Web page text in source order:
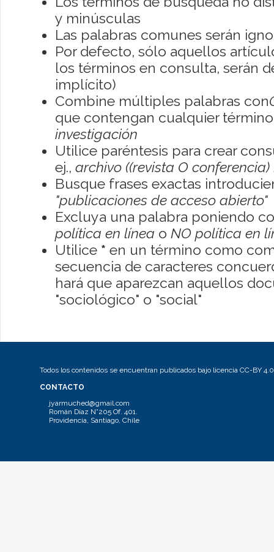
y minúsculas
Las palabras comunes serán
Por defecto, sólo aquellos
los términos en consulta, serán
implícito)
Combine múltiples palabras con
que contengan cualquier
investigación
Utilice paréntesis para crear
ej., archivo ((revista O conferencia)
Busque frases exactas
"publicaciones de acceso abierto"
Excluya una palabra poniendo
política en línea o NO política en
Utilice * en un término como
secuencia de caracteres
hará que aparezcan aquellos
"sociológico" o "social"
Todos los contenidos se encuentran publicados bajo licencia CC-BY 4.0
CONTACTO
jyarmuched@gmail.com
Román Díaz N°205 Of. 401.
Providencia, Santiago, Chile